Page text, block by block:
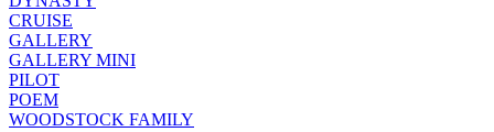
CRUISE
GALLERY
GALLERY MINI
PILOT
POEM
WOODSTOCK FAMILY